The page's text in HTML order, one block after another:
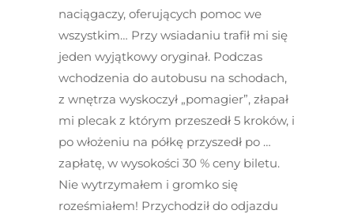
naciągaczy, oferujących pomoc we
wszystkim… Przy wsiadaniu trafił mi się
jeden wyjątkowy oryginał. Podczas
wchodzenia do autobusu na schodach,
z wnętrza wyskoczył „pomagier”, złapał
mi plecak z którym przeszedł 5 kroków, i
po włożeniu na półkę przyszedł po …
zapłatę, w wysokości 30 % ceny biletu.
Nie wytrzymałem i gromko się
roześmiałem! Przychodził do odjazdu